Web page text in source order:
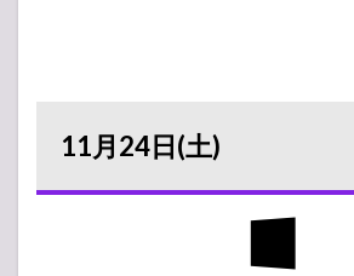
11月24日(土)